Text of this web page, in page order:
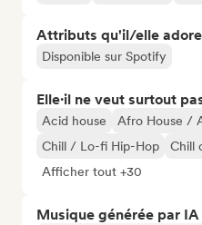
Attributs qu'il/elle adore
Disponible sur Spotify
Elle·il ne veut surtout
Acid house Afro House /
Chill / Lo-fi Hip-Hop
Chill
Afficher tout +30
Musique générée par IA